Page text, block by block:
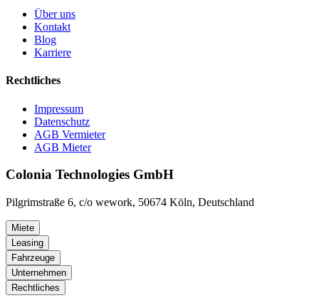
Über uns
Kontakt
Blog
Karriere
Rechtliches
Impressum
Datenschutz
AGB Vermieter
AGB Mieter
Colonia Technologies GmbH
Pilgrimstraße 6, c/o wework, 50674 Köln, Deutschland
Miete
Leasing
Fahrzeuge
Unternehmen
Rechtliches